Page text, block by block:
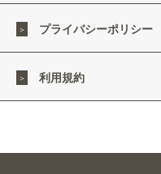
プライバシーポリシー
利用規約